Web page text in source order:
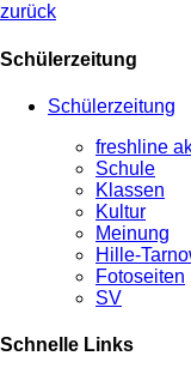
zurück
Schülerzeitung
Schülerzeitung
freshline
Schule
Klassen
Kultur
Meinung
Hille-
Fotoseiten
SV
Schnelle Links